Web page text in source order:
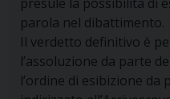
parola nel dibattimento.
Il verdetto definitivo è
l’assoluzione da parte
l’ordine di esibizione